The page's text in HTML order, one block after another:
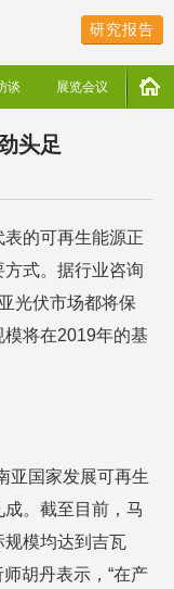
研究报告
谈 展览会议
头足
的可再生能源正
式。据行业咨询
光伏市场都将保
将在2019年的基
亚国家发展可再生
。截至目前，马
模均达到吉瓦
胡丹表示，“在产